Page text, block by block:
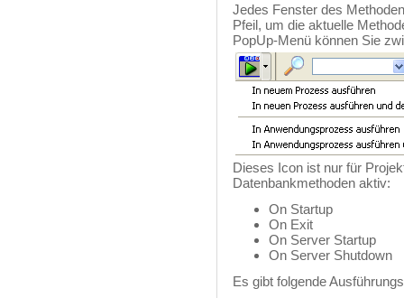
Jedes Fenster des
Pfeil, um die aktuelle
PopUp-Menü können Sie
Dieses Icon ist nur für
Datenbankmethoden aktiv:
On Startup
On Exit
On Server Startup
On Server Shutdown
Es gibt folgende